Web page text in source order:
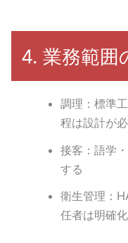
4. 業務範囲
調理：標準
程は設計が
接客：語学
する
衛生管理：
任者は明確